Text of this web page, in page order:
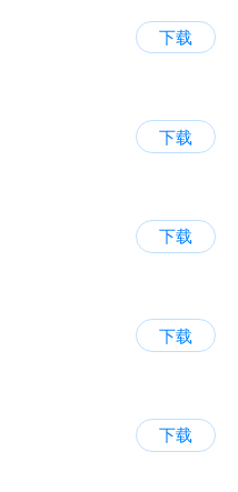
下载
下载
下载
下载
下载